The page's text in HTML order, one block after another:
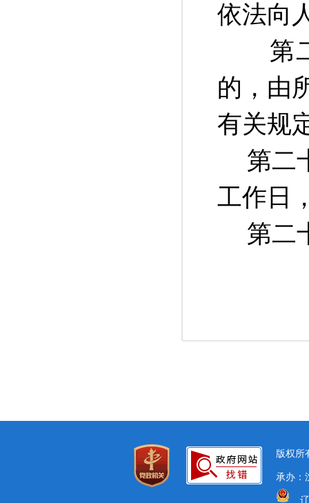
依法向
第二
的，由
有关规
第二
工作日
第二
版权所
承办：